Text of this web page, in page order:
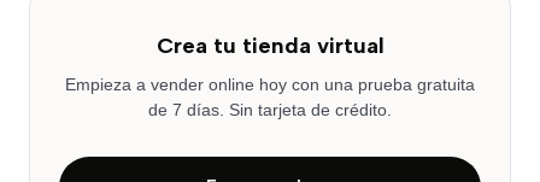
Crea tu tienda virtual
Empieza a vender online hoy con una prueba gratuita
de 7 días. Sin tarjeta de crédito.